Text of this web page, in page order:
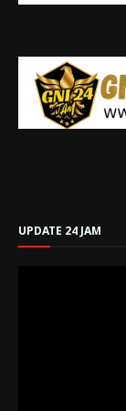
UPDATE 24 JAM